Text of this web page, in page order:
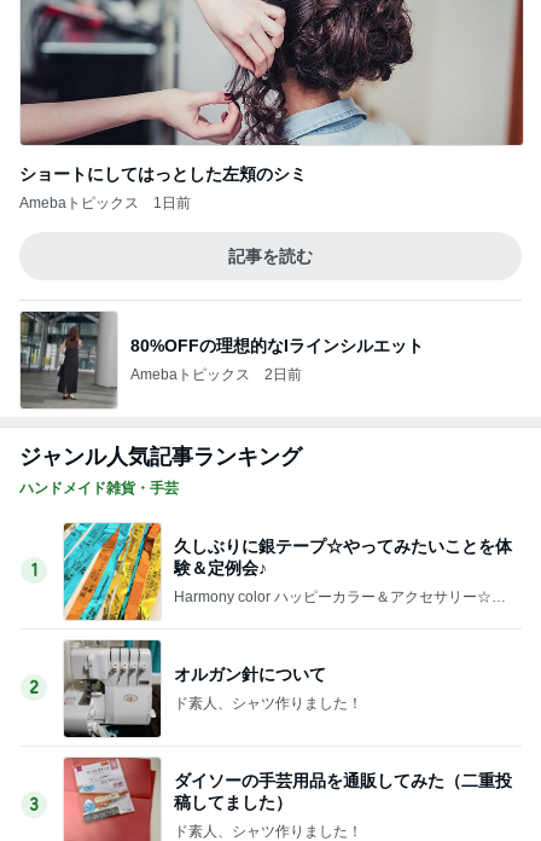
ショートにしてはっとした左頬のシミ
Amebaトピックス 1日前
記事を読む
80%OFFの理想的なIラインシルエット
Amebaトピックス 2日前
ジャンル人気記事ランキング
ハンドメイド雑貨・手芸
1
久しぶりに銀テープ☆やってみたいことを体
験＆定例会♪
Harmony color ハッピーカラー＆アクセサリー☆毎
2
オルガン針について
ド素人、シャツ作りました！
3
ダイソーの手芸用品を通販してみた（二重投
稿してました）
ド素人、シャツ作りました！